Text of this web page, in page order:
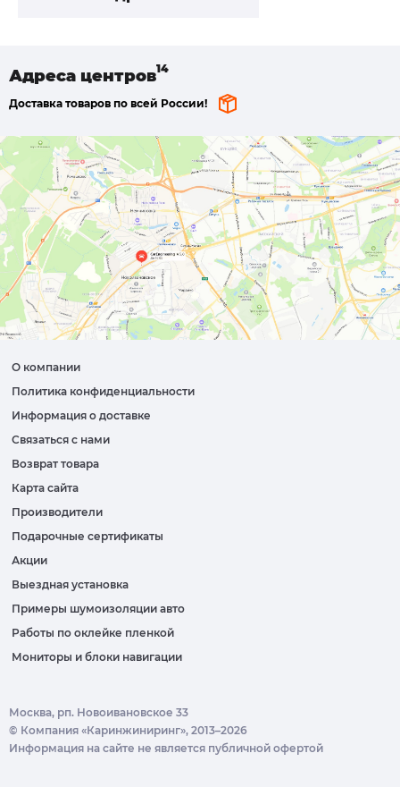
Адреса центров
Доставка товаров по всей России!
О компании
Политика конфиденциальности
Информация о доставке
Связаться с нами
Возврат товара
Карта сайта
Производители
Подарочные сертификаты
Акции
Выездная установка
Примеры шумоизоляции авто
Работы по оклейке пленкой
Мониторы и блоки навигации
© Компания «Каринжиниринг», 2013–2026
Москва, рп. Новоивановское 33
Информация на сайте не является публичной офертой